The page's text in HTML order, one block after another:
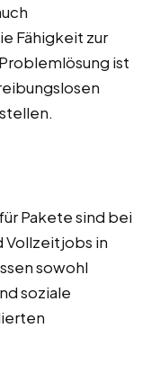
Fähigkeit zur
ist
Pakete sind bei
Vollzeitjobs in
sowohl
soziale